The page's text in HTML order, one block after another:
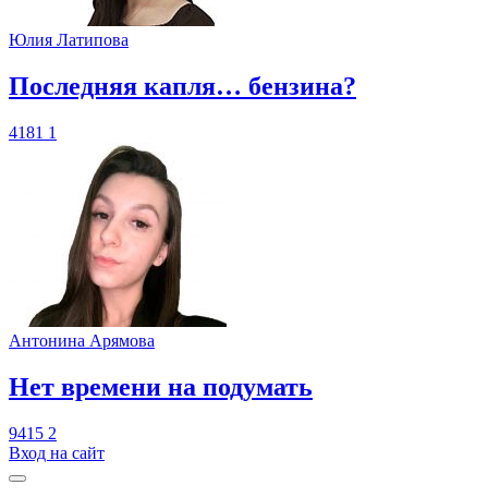
Юлия Латипова
​Последняя капля… бензина?
4181 1
Антонина Арямова
​Нет времени на подумать
9415 2
Вход на сайт